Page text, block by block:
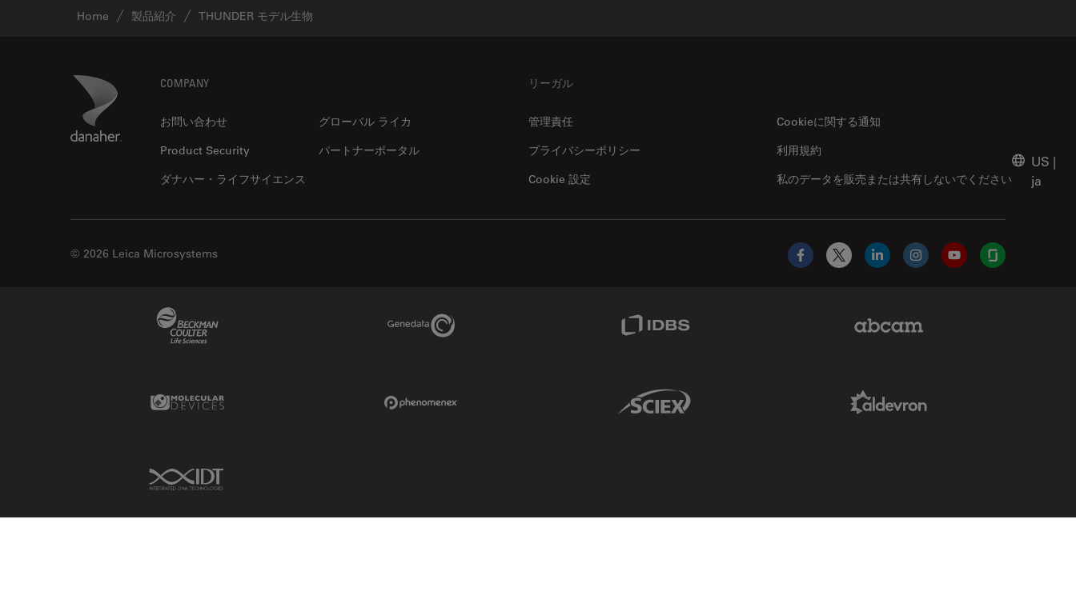
Home 製品紹介 THUNDER モデル生物
Danaher Logo COMPANY
お問い合わせ
グローバル ライカ
Product Security
パートナーポータル
ダナハー・ライフサイエンス
リーガル
管理責任
Cookieに関する通知
プライバシーポリシー
私のデータを販売または共有しないでください
利用規約
Cookie 設定
US |
ja
© 2026 Leica Microsystems
Facebook
X LinkedInInstagramYouTubeGlassdoor
Genedata Link
Molecular Devices Link Sciex Link
IDT Link